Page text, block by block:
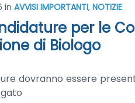
in AVVISI IMPORTANTI, NOTIZIE
per le
di Biologo
dovranno essere